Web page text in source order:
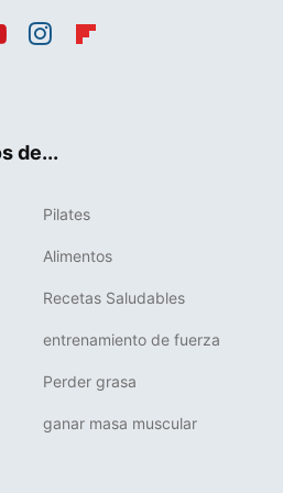
de...
Pilates
Alimentos
Recetas Saludables
entrenamiento de fuerza
Perder grasa
ganar masa muscular